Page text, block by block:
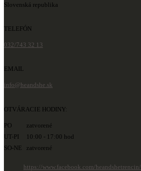
Slovenská republika
TELEFÓN
032/743 32 13
EMAIL
info@heandshe.sk
OTVÁRACIE HODINY:
PO zatvorené
UT-PI 10:00 - 17:00 hod
SO-NE zatvorené
https://www.facebook.com/heandshetrencin/